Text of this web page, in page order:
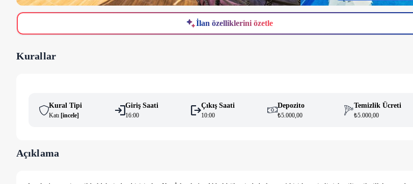
İlan özelliklerini özetle
Kurallar
Kural Tipi
Katı [i̇ncele]
Giriş Saati
16:00
Çıkış Saati
10:00
Depozito
₺5.000,00
Temizlik Ücreti
₺5.000,00
Açıklama